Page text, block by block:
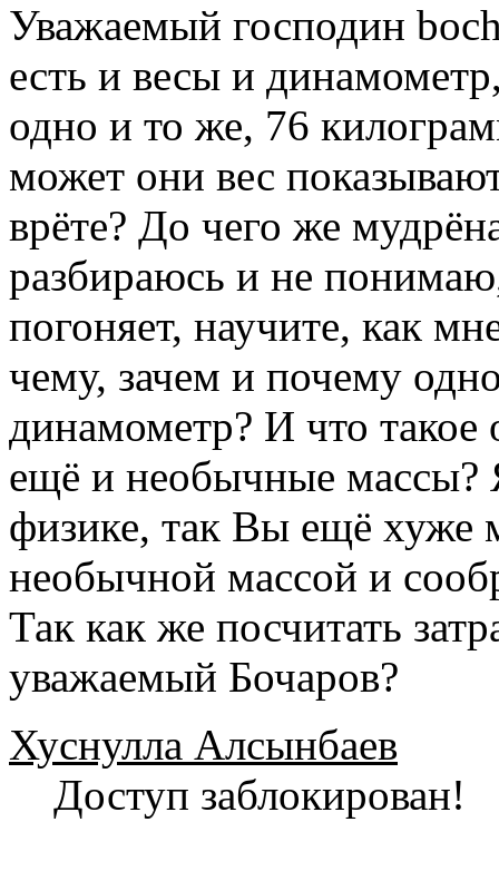
Уважаемый господин
есть и весы и
одно и то же, 76
может они вес
врёте? До чего же
разбираюсь и не
погоняет, научите, как
чему, зачем и почему
динамометр? И что
ещё и необычные массы?
физике, так Вы ещё хуже
необычной массой и
Так как же посчитать
уважаемый Бочаров?
Хуснулла Алсынбаев
Доступ заблокирован!